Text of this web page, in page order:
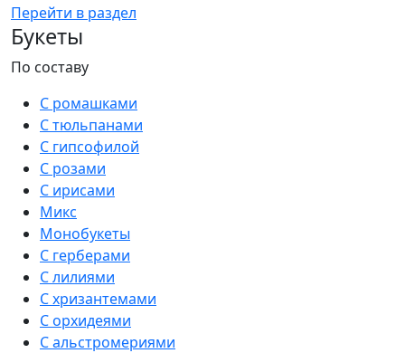
Перейти в раздел
Букеты
По составу
С ромашками
С тюльпанами
С гипсофилой
С розами
С ирисами
Микс
Монобукеты
С герберами
С лилиями
С хризантемами
С орхидеями
С альстромериями